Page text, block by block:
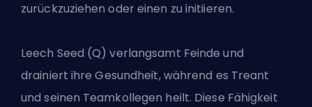
zurückzuziehen oder einen zu initiieren.
Leech Seed (Q) verlangsamt Feinde und
drainiert ihre Gesundheit, während es Treant
und seinen Teamkollegen heilt. Diese Fähigkeit